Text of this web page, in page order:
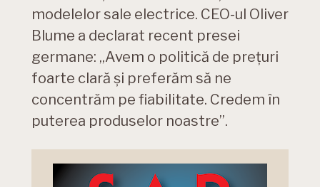
modelelor sale electrice. CEO-ul Oliver
Blume a declarat recent presei
germane: „Avem o politică de prețuri
foarte clară și preferăm să ne
concentrăm pe fiabilitate. Credem în
puterea produselor noastre”.